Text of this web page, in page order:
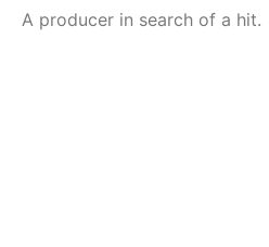
/ Akyaka /
A producer in search of a hit.